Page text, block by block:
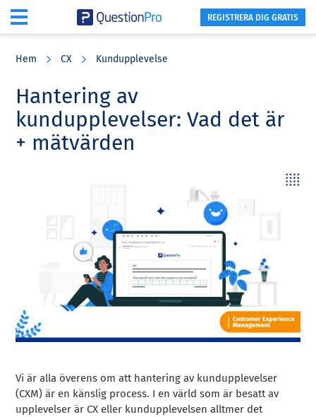
content
sidebar
REGISTRERA DIG GRATIS
Hem CX Kundupplevelse
Hantering av
kundupplevelser: Vad det är
+ mätvärden
Vi är alla överens om att hantering av kundupplevelser
(CXM) är en känslig process. I en värld som är besatt av
upplevelser är CX eller kundupplevelsen alltmer det